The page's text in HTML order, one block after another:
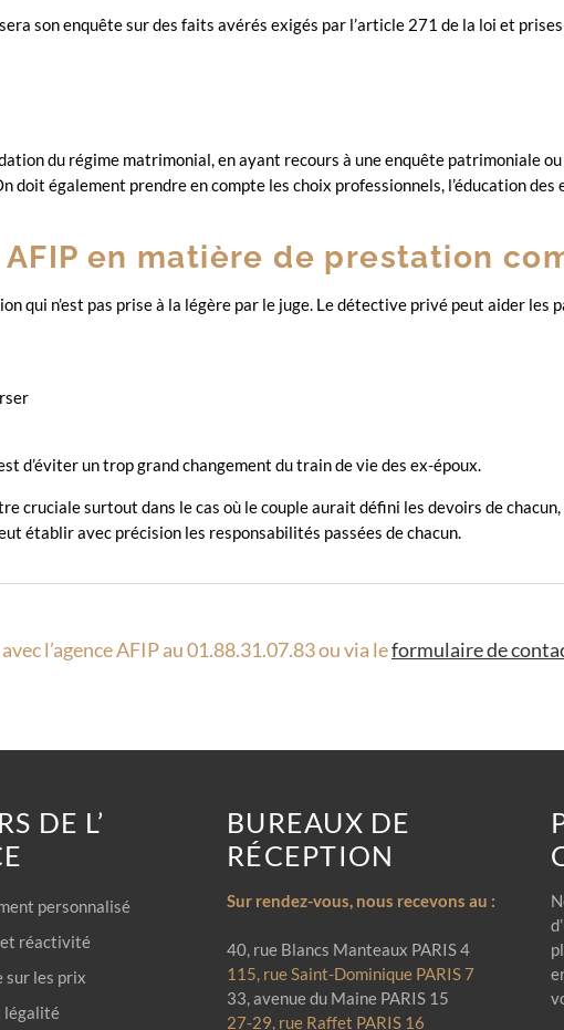
son enquête sur des faits avérés exigés par l’article 271 de la loi et
du régime matrimonial, en ayant recours à une enquête patrimoniale
doit également prendre en compte les choix professionnels, l’éducation
AFIP en matière de prestation
qui n’est pas prise à la légère par le juge. Le détective privé peut aider les
d’éviter un trop grand changement du train de vie des ex-époux.
cruciale surtout dans le cas où le couple aurait défini les devoirs de
établir avec précision les responsabilités passées de chacun.
l’agence AFIP au 01.88.31.07.83 ou via leformulaire de
DE L’
personnalisé
réactivité
sur les prix
légalité
BUREAUX DE
RÉCEPTION
Sur rendez-vous, nous recevons au :
40, rue Blancs Manteaux PARIS 4
115, rue Saint-Dominique PARIS 7
33, avenue du Maine PARIS 15
27-29, rue Raffet PARIS 16